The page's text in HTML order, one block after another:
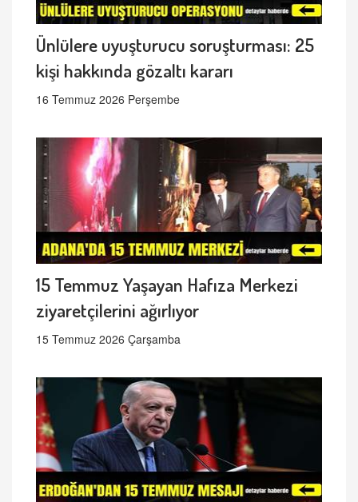
Ünlülere uyuşturucu soruşturması: 25
kişi hakkında gözaltı kararı
16 Temmuz 2026 Perşembe
15 Temmuz Yaşayan Hafıza Merkezi
ziyaretçilerini ağırlıyor
15 Temmuz 2026 Çarşamba